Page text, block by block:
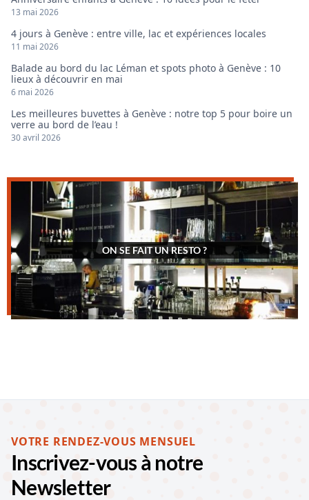
13 mai 2026
4 jours à Genève : entre ville, lac et expériences locales
11 mai 2026
Balade au bord du lac Léman et spots photo à Genève : 10
lieux à découvrir en mai
6 mai 2026
Les meilleures buvettes à Genève : notre top 5 pour boire un
verre au bord de l’eau !
30 avril 2026
ON SE FAIT UN RESTO ?
VOTRE RENDEZ-VOUS MENSUEL
Inscrivez-vous à notre
Newsletter